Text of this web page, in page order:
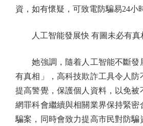
資，如有懷疑，可致電防騙易24小
人工智能發展快 有圖未必有真
她強調，隨着人工智能不斷發
有真相」，高科技欺詐工具令人防
提高警覺，保護個人資料，以免被
網罪科會繼續與相關業界保持緊密
騙案，同時會致力提高市民對防騙